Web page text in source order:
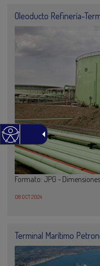
Oleoducto Refinería-
Formato: JPG -
08 OCT 2024
Terminal Marítimo